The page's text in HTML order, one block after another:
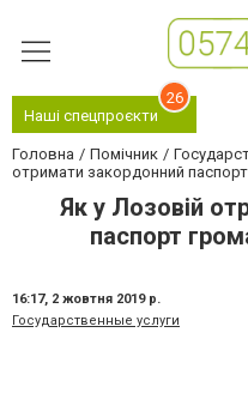
Наші спецпроєкти
26
Головна Помічник
отримати закордонний
Як у Лозовій
паспорт
16:17, 2 жовтня 2019 р.
Государственные услуги